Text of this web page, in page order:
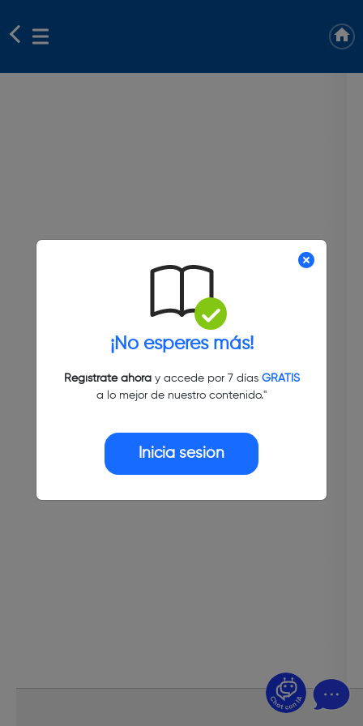
¡No esperes más!
Regístrate ahoray accede por 7 días GRATIS
a lo mejor de nuestro contenido."
Inicia sesión